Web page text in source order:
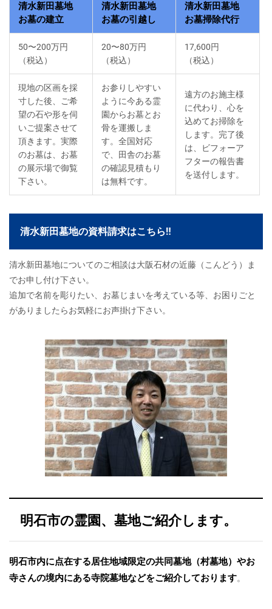
清水新田墓地
お墓の建立
清水新田墓地
お墓の引越し
清水新田墓地
お墓掃除代行
50〜200万円
（税込）
20〜80万円
（税込）
17,600円
（税込）
現地の区画を採
寸した後、ご希
望の石や形を伺
いご提案させて
頂きます。実際
のお墓は、お墓
の展示場で御覧
下さい。
お参りしやすい
ように今ある霊
園からお墓とお
骨を運搬しま
す。全国対応
で、田舎のお墓
の確認見積もり
は無料です。
遠方のお施主様
に代わり、心を
込めてお掃除を
します。完了後
は、ビフォーア
フターの報告書
を送付します。
清水新田墓地の資料請求はこちら‼
清水新田墓地についてのご相談は大阪石材の近藤（こんどう）ま
でお申し付け下さい。
追加で名前を彫りたい、お墓じまいを考えている等、お困りごと
がありましたらお気軽にお声掛け下さい。
明石市の霊園、墓地ご紹介します。
明石市内に点在する居住地域限定の共同墓地（村墓地）やお
寺さんの境内にある寺院墓地などをご紹介しております。